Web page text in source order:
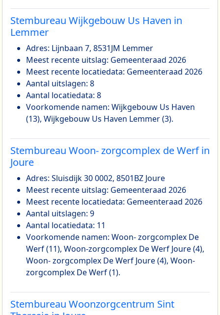
Stembureau Wijkgebouw Us Haven in
Lemmer
Adres: Lijnbaan 7, 8531JM Lemmer
Meest recente uitslag: Gemeenteraad 2026
Meest recente locatiedata: Gemeenteraad 2026
Aantal uitslagen: 8
Aantal locatiedata: 8
Voorkomende namen: Wijkgebouw Us Haven
(13), Wijkgebouw Us Haven Lemmer (3).
Stembureau Woon- zorgcomplex de Werf in
Joure
Adres: Sluisdijk 30 0002, 8501BZ Joure
Meest recente uitslag: Gemeenteraad 2026
Meest recente locatiedata: Gemeenteraad 2026
Aantal uitslagen: 9
Aantal locatiedata: 11
Voorkomende namen: Woon- zorgcomplex De
Werf (11), Woon-zorgcomplex De Werf Joure (4),
Woon- zorgcomplex De Werf Joure (4), Woon-
zorgcomplex De Werf (1).
Stembureau Woonzorgcentrum Sint